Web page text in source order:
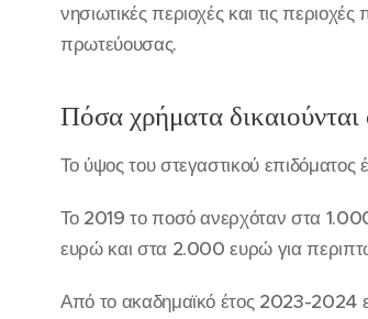
νησιωτικές περιοχές και τις
πρωτεύουσας.
Πόσα χρήματα δικαιούνται
Το ύψος του στεγαστικού επιδόματος
Το 2019 το ποσό ανερχόταν στα
ευρώ και στα 2.000 ευρώ για
Από το ακαδημαϊκό έτος 2023-2024